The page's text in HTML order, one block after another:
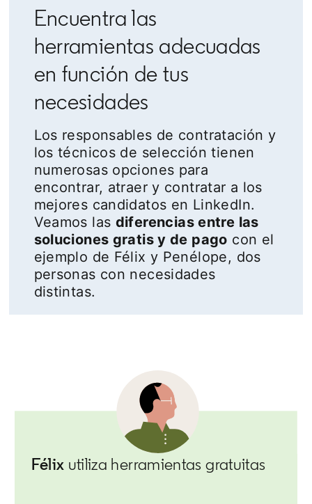
Encuentra las
herramientas adecuadas
en función de tus
necesidades
Los responsables de contratación y
los técnicos de selección tienen
numerosas opciones para
encontrar, atraer y contratar a los
mejores candidatos en LinkedIn.
Veamos las diferencias entre las
soluciones gratis y de pago con el
ejemplo de Félix y Penélope, dos
personas con necesidades
distintas.
Félix utiliza herramientas gratuitas